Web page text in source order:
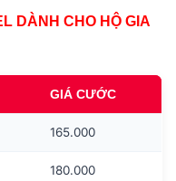
DÀNH CHO HỘ GIA
GIÁ CƯỚC
165.000
180.000